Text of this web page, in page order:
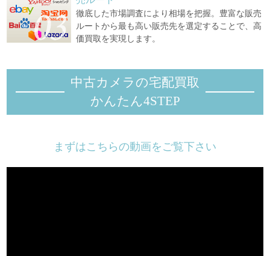
徹底した市場調査により相場を把握。豊富な販売
ルートから最も高い販売先を選定することで、高
価買取を実現します。
中古カメラの宅配買取
かんたん4STEP
まずはこちらの動画をご覧下さい